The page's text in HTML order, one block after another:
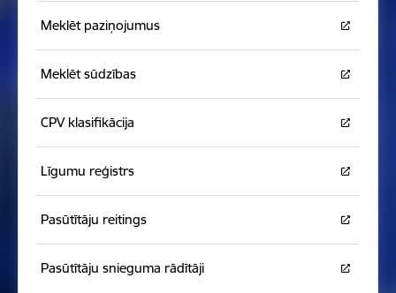
Meklēt paziņojumus
Meklēt sūdzības
CPV klasifikācija
Līgumu reģistrs
Pasūtītāju reitings
Pasūtītāju snieguma rādītāji